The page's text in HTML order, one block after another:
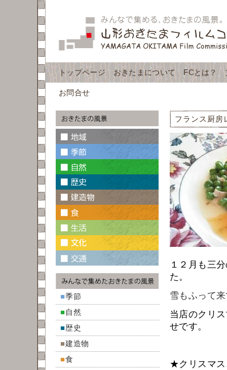
トップページ おきたまについて FCとは？
お問合せ
■季節
■自然
■歴史
■建造物
■食
フランス厨房
１２月も三
た。
雪もふって
当店のクリ
せです。
★クリスマス